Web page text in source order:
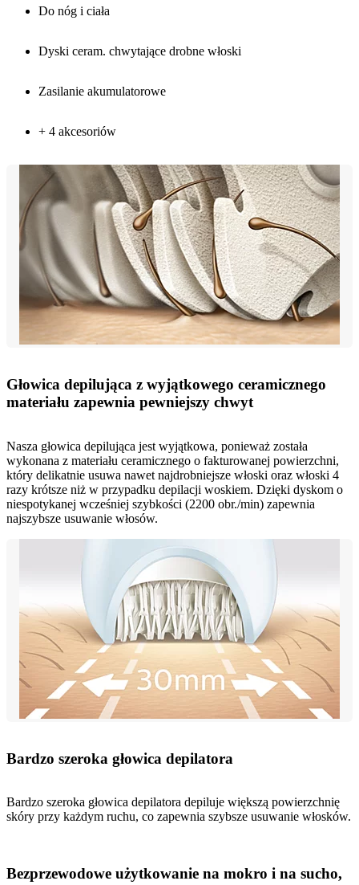
Do nóg i ciała
Dyski ceram. chwytające drobne włoski
Zasilanie akumulatorowe
+ 4 akcesoriów
Głowica depilująca z wyjątkowego ceramicznego
materiału zapewnia pewniejszy chwyt
Nasza głowica depilująca jest wyjątkowa, ponieważ została
wykonana z materiału ceramicznego o fakturowanej powierzchni,
który delikatnie usuwa nawet najdrobniejsze włoski oraz włoski 4
razy krótsze niż w przypadku depilacji woskiem. Dzięki dyskom o
niespotykanej wcześniej szybkości (2200 obr./min) zapewnia
najszybsze usuwanie włosów.
Bardzo szeroka głowica depilatora
Bardzo szeroka głowica depilatora depiluje większą powierzchnię
skóry przy każdym ruchu, co zapewnia szybsze usuwanie włosków.
Bezprzewodowe użytkowanie na mokro i na sucho,